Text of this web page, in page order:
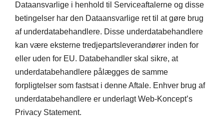
Dataansvarlige i henhold til Serviceaftalerne og disse
betingelser har den Dataansvarlige ret til at gøre brug
af underdatabehandlere. Disse underdatabehandlere
kan være eksterne tredjepartsleverandører inden for
eller uden for EU. Databehandler skal sikre, at
underdatabehandlere pålægges de samme
forpligtelser som fastsat i denne Aftale. Enhver brug af
underdatabehandlere er underlagt Web-Koncept’s
Privacy Statement.